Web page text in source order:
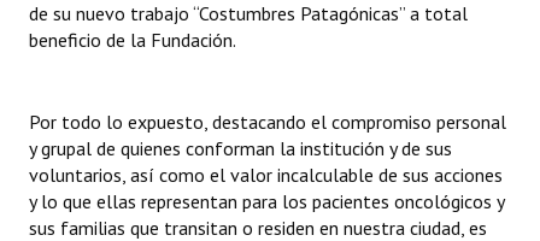
de su nuevo trabajo “Costumbres Patagónicas” a total
beneficio de la Fundación.
Por todo lo expuesto, destacando el compromiso personal
y grupal de quienes conforman la institución y de sus
voluntarios, así como el valor incalculable de sus acciones
y lo que ellas representan para los pacientes oncológicos y
sus familias que transitan o residen en nuestra ciudad, es